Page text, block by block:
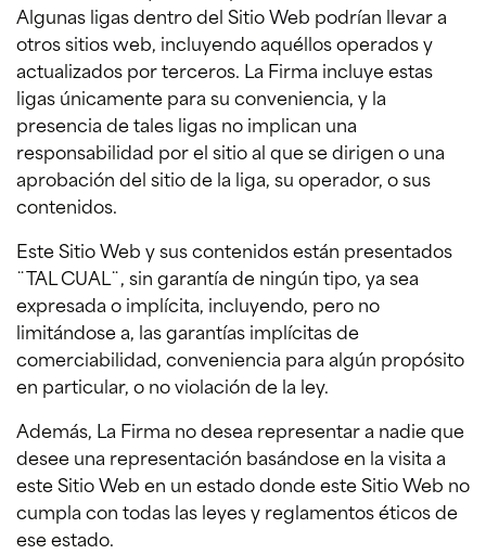
Algunas ligas dentro del Sitio Web podrían llevar a
otros sitios web, incluyendo aquéllos operados y
actualizados por terceros. La Firma incluye estas
ligas únicamente para su conveniencia, y la
presencia de tales ligas no implican una
responsabilidad por el sitio al que se dirigen o una
aprobación del sitio de la liga, su operador, o sus
contenidos.
Este Sitio Web y sus contenidos están presentados
¨TAL CUAL¨, sin garantía de ningún tipo, ya sea
expresada o implícita, incluyendo, pero no
limitándose a, las garantías implícitas de
comerciabilidad, conveniencia para algún propósito
en particular, o no violación de la ley.
Además, La Firma no desea representar a nadie que
desee una representación basándose en la visita a
este Sitio Web en un estado donde este Sitio Web no
cumpla con todas las leyes y reglamentos éticos de
ese estado.